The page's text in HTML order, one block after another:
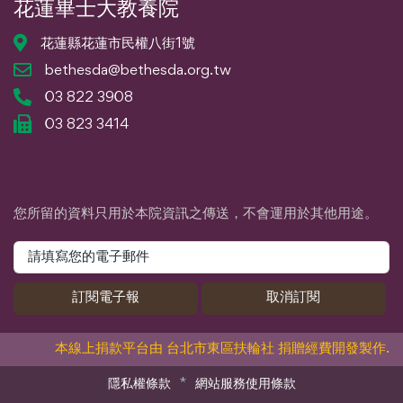
花蓮畢士大教養院
花蓮縣花蓮市民權八街1號
bethesda@bethesda.org.tw
03 822 3908
03 823 3414
您所留的資料只用於本院資訊之傳送，不會運用於其他用途。
訂閱電子報 取消訂閱
本線上捐款平台由 台北市東區扶輪社 捐贈經費開發製作.
隱私權條款 網站服務使用條款